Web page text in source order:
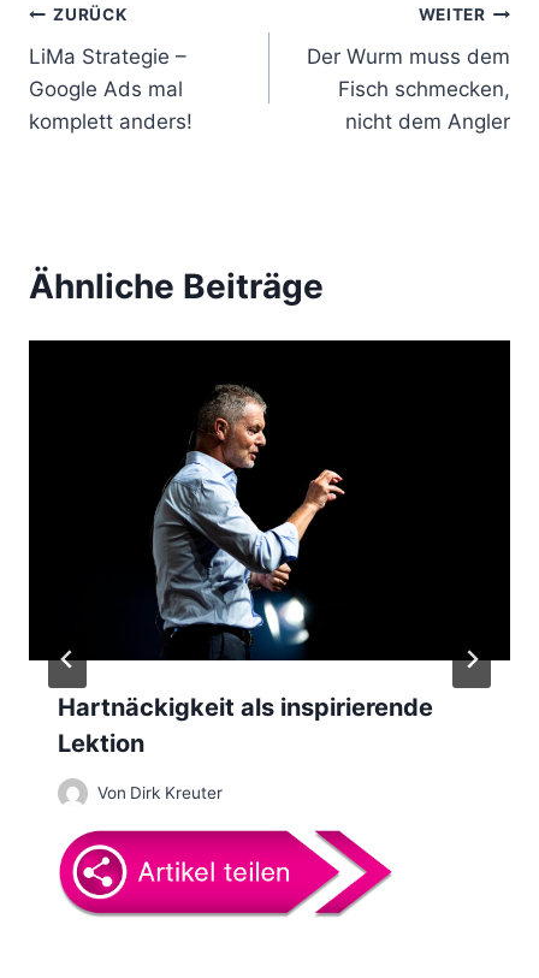
B
e
i
a
ZURÜCK
LiMa Strategie –
Google Ads mal
komplett anders!
WEITER
Der Wurm muss dem
Fisch schmecken,
nicht dem Angler
Ähnliche Beiträge
Hartnäckigkeit als inspirierende
Lektion
Von Dirk Kreuter